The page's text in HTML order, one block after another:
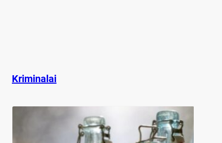
Kriminalai